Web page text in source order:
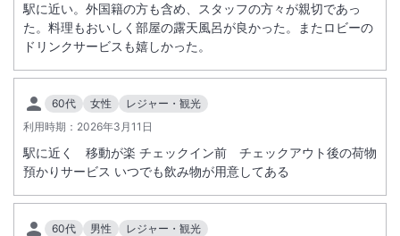
駅に近い。外国籍の方も含め、スタッフの方々が親切であっ
た。料理もおいしく部屋の露天風呂が良かった。またロビーの
ドリンクサービスも嬉しかった。
60代 女性
レジャー・観光
利用時期： 2026年3月11日
駅に近く 移動が楽 チェックイン前 チェックアウト後の荷物
預かりサービス いつでも飲み物が用意してある
60代 男性
レジャー・観光